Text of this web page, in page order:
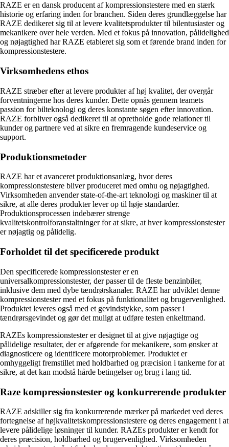
RAZE er en dansk producent af kompressionstestere med en stærk
historie og erfaring inden for branchen. Siden deres grundlæggelse har
RAZE dedikeret sig til at levere kvalitetsprodukter til bilentusiaster og
mekanikere over hele verden. Med et fokus på innovation, pålidelighed
og nøjagtighed har RAZE etableret sig som et førende brand inden for
kompressionstestere.
Virksomhedens ethos
RAZE stræber efter at levere produkter af høj kvalitet, der overgår
forventningerne hos deres kunder. Dette opnås gennem teamets
passion for bilteknologi og deres konstante søgen efter innovation.
RAZE forbliver også dedikeret til at opretholde gode relationer til
kunder og partnere ved at sikre en fremragende kundeservice og
support.
Produktionsmetoder
RAZE har et avanceret produktionsanlæg, hvor deres
kompressionstestere bliver produceret med omhu og nøjagtighed.
Virksomheden anvender state-of-the-art teknologi og maskiner til at
sikre, at alle deres produkter lever op til høje standarder.
Produktionsprocessen indebærer strenge
kvalitetskontrolforanstaltninger for at sikre, at hver kompressionstester
er nøjagtig og pålidelig.
Forholdet til det specificerede produkt
Den specificerede kompressionstester er en
universalkompressionstester, der passer til de fleste benzinbiler,
inklusive dem med dybe tændrørskanaler. RAZE har udviklet denne
kompressionstester med et fokus på funktionalitet og brugervenlighed.
Produktet leveres også med et gevindstykke, som passer i
tændrørsgevindet og gør det muligt at udføre testen enkeltmand.
RAZEs kompressionstester er designet til at give nøjagtige og
pålidelige resultater, der er afgørende for mekanikere, som ønsker at
diagnosticere og identificere motorproblemer. Produktet er
omhyggeligt fremstillet med holdbarhed og præcision i tankerne for at
sikre, at det kan modstå hårde betingelser og brug i lang tid.
Raze kompressionstester og konkurrerende produkter
RAZE adskiller sig fra konkurrerende mærker på markedet ved deres
fortegnelse af højkvalitetskompressionstestere og deres engagement i at
levere pålidelige løsninger til kunder. RAZEs produkter er kendt for
deres præcision, holdbarhed og brugervenlighed. Virksomheden